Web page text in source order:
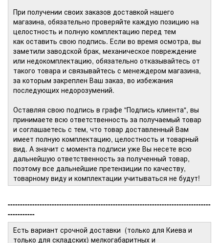
При получении своих заказов доставкой нашего
магазина, обязательно проверяйте каждую позицию на
целостность и полную комплектацию перед тем
как оставить свою подпись. Если во время осмотра, вы
заметили заводской брак, механическое повреждение
или недокомплектацию, обязательно отказывайтесь от
такого товара и связывайтесь с менеждером магазина,
за которым закреплен Ваш заказ, во избежания
последующих недорозумений.
Оставляя свою подпись в графе "Подпись клиента", вы
принимаете всю ответственность за получаемый товар
и соглашаетесь с тем, что товар доставленный Вам
имеет полную комплектацию, целостность и товарный
вид. А значит с момента подписи уже Вы несете всю
дальнейшую ответственность за полученный товар,
поэтому все дальнейшие претензиции по качеству,
товарному виду и комплектации учитываться не будут!
-----------------------------------------------------------------------------------
-----------
Есть вариант срочной доставки (только для Киева и
только для складских) мелкогабаритных и